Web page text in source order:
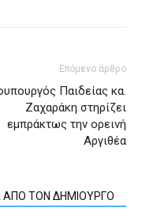
Επόμενο άρθρο
Παιδείας κα.
Ζαχαράκη στηρίζει
εμπράκτως την ορεινή
Αργιθέα
ΑΠΟ ΤΟΝ ΔΗΜΙΟΥΡΓΟ